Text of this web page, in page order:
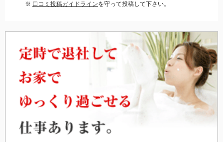
※ 口コミ投稿ガイドラインを守って投稿して下さい。